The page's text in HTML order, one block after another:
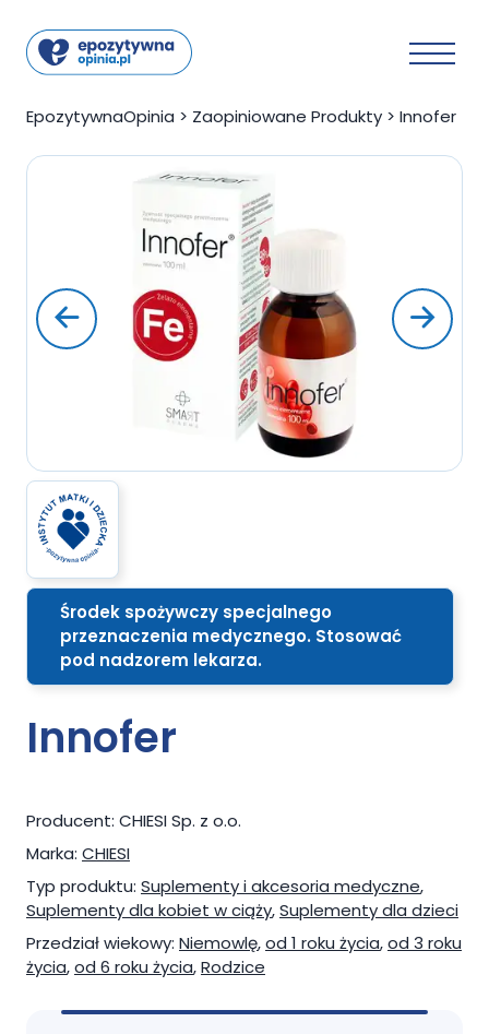
EpozytywnaOpinia > Zaopiniowane Produkty > Innofer
Środek spożywczy specjalnego
przeznaczenia medycznego. Stosować
pod nadzorem lekarza.
Innofer
Producent: CHIESI Sp. z o.o.
Marka: CHIESI
Typ produktu: Suplementy i akcesoria medyczne,
Suplementy dla kobiet w ciąży,Suplementy dla dzieci
Przedział wiekowy: Niemowlę,od 1 roku życia,od 3 roku
życia,od 6 roku życia,Rodzice